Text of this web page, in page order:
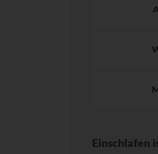
Einschlafen